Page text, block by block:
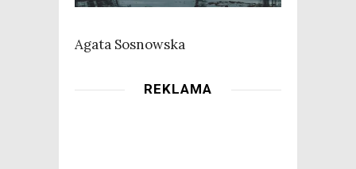
Aga­ta Sosnowska
REKLAMA